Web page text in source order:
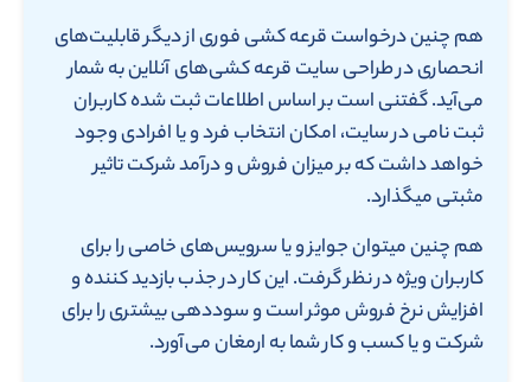
هم چنین درخواست قرعه کشی فوری از دیگر قابلیت‌های
انحصاری در طراحی سایت قرعه کشی‌های آنلاین به شمار
می‌آید. گفتنی است بر اساس اطلاعات ثبت شده کاربران
ثبت نامی در سایت، امکان انتخاب فرد و یا افرادی وجود
خواهد داشت که بر میزان فروش و درآمد شرکت تاثیر
مثبتی میگذارد.
هم چنین میتوان جوایز و یا سرویس‌های خاصی را برای
کاربران ویژه در نظر گرفت. این کار در جذب بازدید کننده و
افزایش نرخ فروش موثر است و سوددهی بیشتری را برای
شرکت و یا کسب و کار شما به ارمغان می‌آورد.